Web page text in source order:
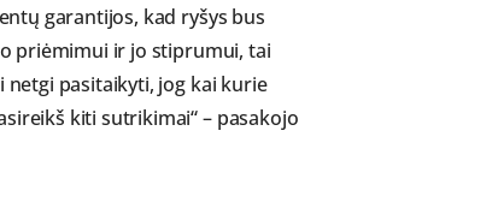
garantijos, kad ryšys bus
priėmimui ir jo stiprumui, tai
pasitaikyti, jog kai kurie
kiti sutrikimai“ – pasakojo